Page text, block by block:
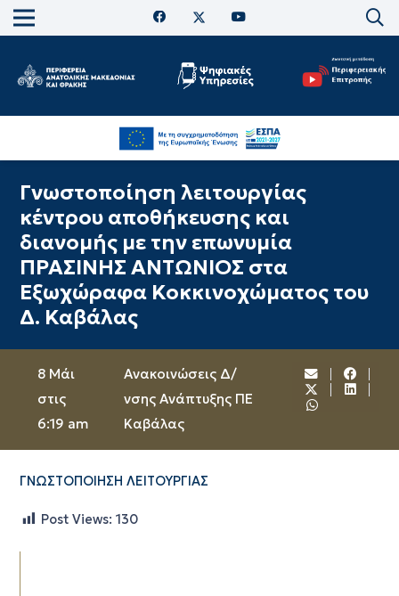
Γνωστοποίηση λειτουργίας
κέντρου αποθήκευσης και
διανομής με την επωνυμία
ΠΡΑΣΙΝΗΣ ΑΝΤΩΝΙΟΣ στα
Εξωχώραφα Κοκκινοχώματος του
Δ. Καβάλας
8 Μάι
στις
6:19 am
Ανακοινώσεις Δ/
νσης Ανάπτυξης ΠΕ
Καβάλας
ΓΝΩΣΤΟΠΟΙΗΣΗ ΛΕΙΤΟΥΡΓΙΑΣ
Post Views: 130